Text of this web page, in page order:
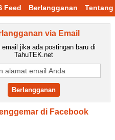
Feed Berlangganan Tentang
via Email
email jika ada postingan baru di
TahuTEK.net
di Facebook